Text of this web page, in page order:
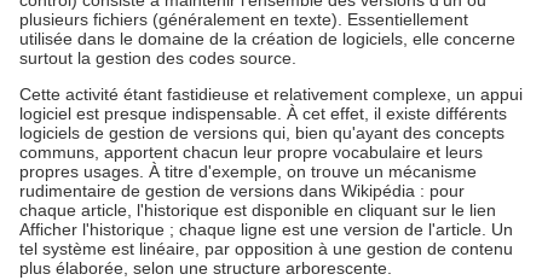
plusieurs fichiers (généralement en texte). Essentiellement
utilisée dans le domaine de la création de logiciels, elle concerne
surtout la gestion des codes source.
Cette activité étant fastidieuse et relativement complexe, un appui
logiciel est presque indispensable. À cet effet, il existe différents
logiciels de gestion de versions qui, bien qu'ayant des concepts
communs, apportent chacun leur propre vocabulaire et leurs
propres usages. À titre d'exemple, on trouve un mécanisme
rudimentaire de gestion de versions dans Wikipédia : pour
chaque article, l'historique est disponible en cliquant sur le lien
Afficher l'historique ; chaque ligne est une version de l'article. Un
tel système est linéaire, par opposition à une gestion de contenu
plus élaborée, selon une structure arborescente.